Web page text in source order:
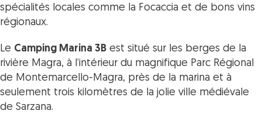
spécialités locales comme la Focaccia et de bons vins
régionaux.
Le Camping Marina 3B est situé sur les berges de la
rivière Magra, à l’intérieur du magnifique Parc Régional
de Montemarcello-Magra, près de la marina et à
seulement trois kilomètres de la jolie ville médiévale
de Sarzana.